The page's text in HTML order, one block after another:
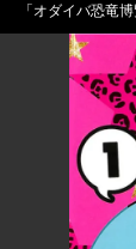
「オダイバ恐竜